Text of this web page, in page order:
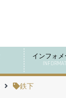
インフォ
鉄下